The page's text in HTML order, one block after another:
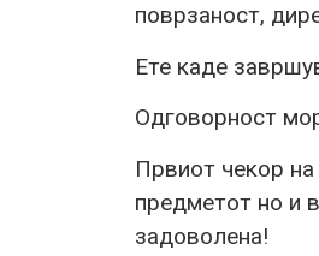
поврзаност,
Ете каде
Одговорност
Првиот чекор
предметот но и
задоволена!